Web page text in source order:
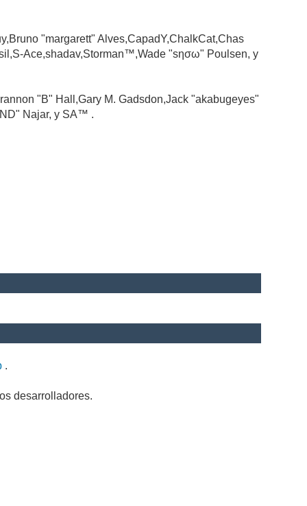
"margarett" Alves,CapadY,ChalkCat,Chas
Ace,shadav,Storman™,Wade "sησω" Poulsen, y
"B" Hall,Gary M. Gadsdon,Jack "akabugeyes"
Najar, y SA™ .
.
desarrolladores.